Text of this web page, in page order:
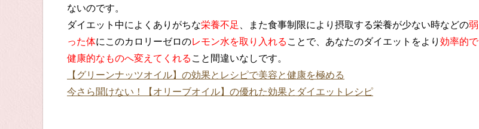
ないのです。
ダイエット中によくありがちな栄養不足 、また食事制限により摂取する栄養が少ない時などの弱
った体にこのカロリーゼロのレモン水を取り入れる ことで、あなたのダイエットをより 効率的で
健康的なものへ変えてくれる こと間違いなしです。
【グリーンナッツオイル】の効果とレシピで美容と健康を極める
今さら聞けない！【オリーブオイル】の優れた効果とダイエットレシピ